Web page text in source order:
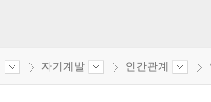
자기계발 인간관계